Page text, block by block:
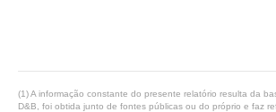
(1) A informação constante do presente relatório resulta da
D&B, foi obtida junto de fontes públicas ou do próprio e faz